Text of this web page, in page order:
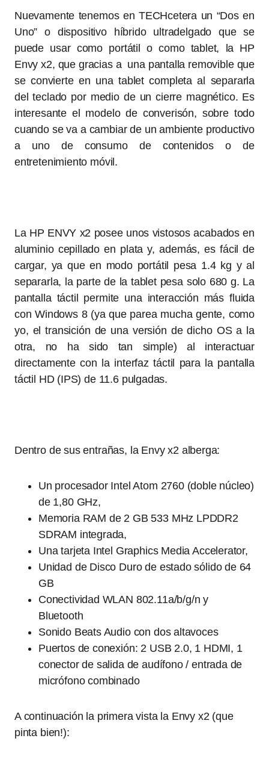
Nuevamente tenemos en TECHcetera un “Dos en
Uno” o dispositivo híbrido ultradelgado que se
puede usar como portátil o como tablet, la HP
Envy x2, que gracias a una pantalla removible que
se convierte en una tablet completa al separarla
del teclado por medio de un cierre magnético. Es
interesante el modelo de converisón, sobre todo
cuando se va a cambiar de un ambiente productivo
a uno de consumo de contenidos o de
entretenimiento móvil.
La HP ENVY x2 posee unos vistosos acabados en
aluminio cepillado en plata y, además, es fácil de
cargar, ya que en modo portátil pesa 1.4 kg y al
separarla, la parte de la tablet pesa solo 680 g. La
pantalla táctil permite una interacción más fluida
con Windows 8 (ya que parea mucha gente, como
yo, el transición de una versión de dicho OS a la
otra, no ha sido tan simple) al interactuar
directamente con la interfaz táctil para la pantalla
táctil HD (IPS) de 11.6 pulgadas.
Dentro de sus entrañas, la Envy x2 alberga:
Un procesador Intel Atom 2760 (doble núcleo)
de 1,80 GHz,
Memoria RAM de 2 GB 533 MHz LPDDR2
SDRAM integrada,
Una tarjeta Intel Graphics Media Accelerator,
Unidad de Disco Duro de estado sólido de 64
GB
Conectividad WLAN 802.11a/b/g/n y
Bluetooth
Sonido Beats Audio con dos altavoces
Puertos de conexión: 2 USB 2.0, 1 HDMI, 1
conector de salida de audífono / entrada de
micrófono combinado
A continuación la primera vista la Envy x2 (que
pinta bien!):